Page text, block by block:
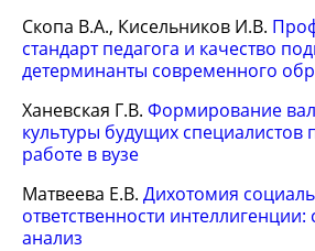
Скопа В.А., Кисельников И.В.
стандарт педагога и качество
детерминанты современного
Ханевская Г.В. Формирование
культуры будущих специалистов
работе в вузе
Матвеева Е.В. Дихотомия
ответственности
анализ